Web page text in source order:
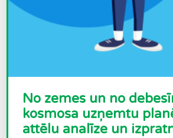
No zemes un no
kosmosa uzņemtu
attēlu analīze un